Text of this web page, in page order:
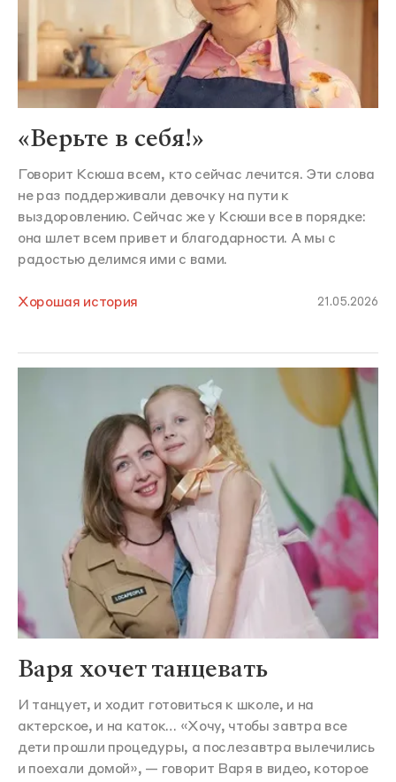
«Верьте в себя!»
Говорит Ксюша всем, кто сейчас лечится. Эти слова
не раз поддерживали девочку на пути к
выздоровлению. Сейчас же у Ксюши все в порядке:
она шлет всем привет и благодарности. А мы с
радостью делимся ими с вами.
Хорошая история 21.05.2026
Варя хочет танцевать
И танцует, и ходит готовиться к школе, и на
актерское, и на каток… «Хочу, чтобы завтра все
дети прошли процедуры, а послезавтра вылечились
и поехали домой», — говорит Варя в видео, которое